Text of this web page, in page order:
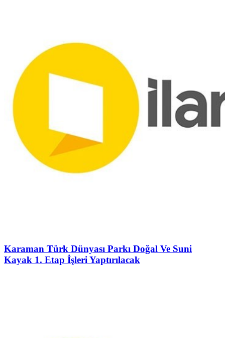
Karaman Türk Dünyası Parkı Doğal Ve Suni
Kayak 1. Etap İşleri Yaptırılacak